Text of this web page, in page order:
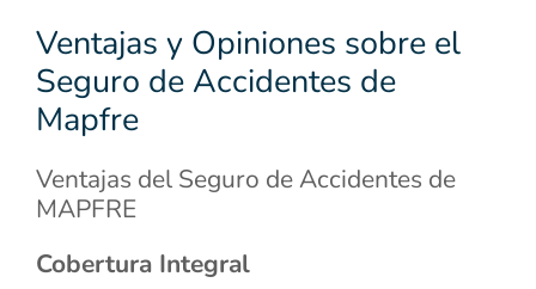
Ventajas y Opiniones sobre el
Seguro de Accidentes de
Mapfre
Ventajas del Seguro de Accidentes de
MAPFRE
Cobertura Integral